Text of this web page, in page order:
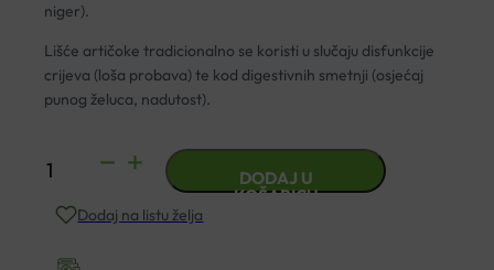
niger).
Lišće artičoke tradicionalno se koristi u slučaju disfunkcije
crijeva (loša probava) te kod digestivnih smetnji (osjećaj
punog želuca, nadutost).
PHYTOSTANDARD
CRNA
DODAJ U
KOŠARICU
Dodaj na listu želja